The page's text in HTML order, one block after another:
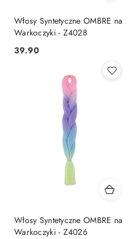
Włosy Syntetyczne OMBRE na
Warkoczyki - Z4028
Cena:
39.90
Włosy Syntetyczne OMBRE na
Warkoczyki - Z4026